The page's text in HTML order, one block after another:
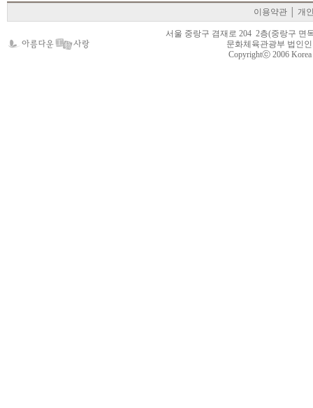
이용약관 │개
서울 중랑구 겸재로 204 2층(중랑구 면
문화체육관광부 법인
Copyrightⓒ 2006 Korea